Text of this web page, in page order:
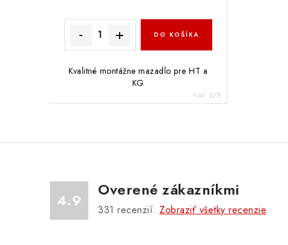
DO KOŠÍKA
Kvalitné montážne mazadlo pre HT a
KG
Kód: 5318
4.9
Overené zákazníkmi
331 recenzií. Zobraziť všetky recenzie